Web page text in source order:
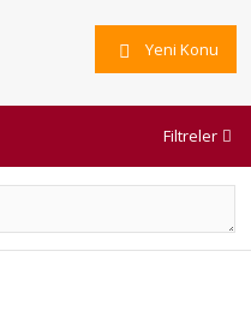
Yeni Konu
Filtreler